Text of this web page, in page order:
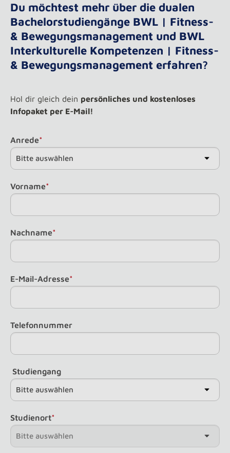
Du möchtest mehr über die dualen
Bachelorstudiengänge BWL | Fitness-
& Bewegungsmanagement und BWL
Interkulturelle Kompetenzen | Fitness-
& Bewegungsmanagement erfahren?
Hol dir gleich dein persönliches und kostenloses
Infopaket per E-Mail!
Anrede*
Vorname*
Nachname*
E-Mail-Adresse*
Telefonnummer
Studiengang
Studienort*